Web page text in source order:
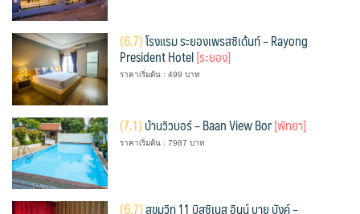
(6.7)โรงแรม ระยองเพรสซิเด้นท์ – Rayong
President Hotel[ระยอง]
ราคาเริ่มต้น : 499 บาท
(7.1)บ้านวิวบอร์ – Baan View Bor[พัทยา]
ราคาเริ่มต้น : 7987 บาท
(6.7)สุขุมวิท 11 บิสซิเนส อินน์ บาย บังค์ –